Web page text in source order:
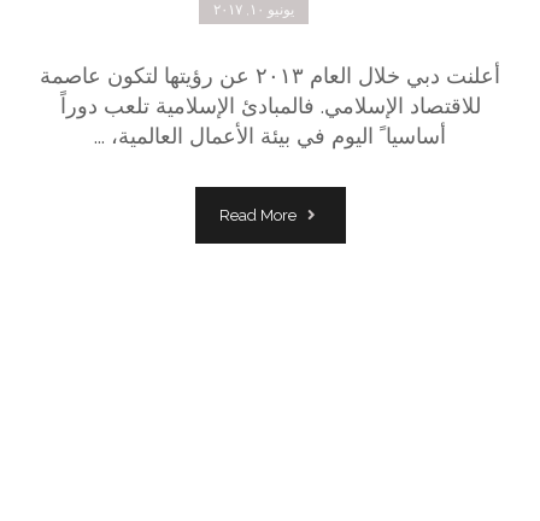
يونيو ١٠, ٢٠١٧
أعلنت دبي خلال العام ٢٠١٣ عن رؤيتها لتكون عاصمة
للاقتصاد الإسلامي. فالمبادئ الإسلامية تلعب دوراً
أساسيا ً اليوم في بيئة الأعمال العالمية، ...
Read More